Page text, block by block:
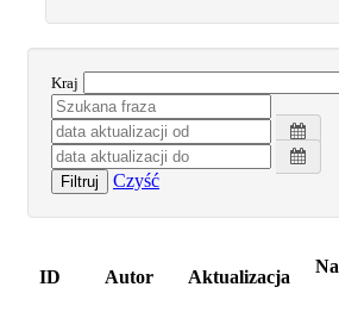
Kraj
Filtruj Czyść
ID Autor Aktualizacja